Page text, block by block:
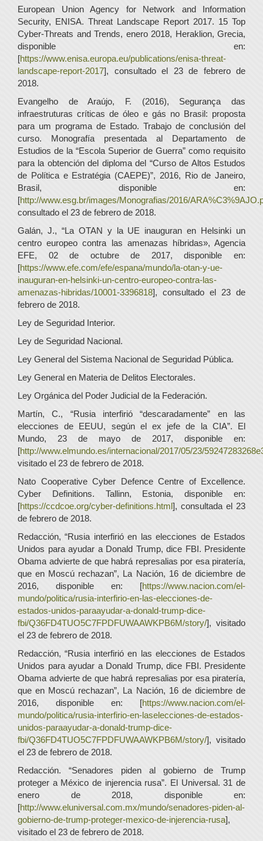
European Union Agency for Network and Information
Security, ENISA. Threat Landscape Report 2017. 15 Top
Cyber-Threats and Trends, enero 2018, Heraklion, Grecia,
disponible en:
[https://www.enisa.europa.eu/publications/enisa-threat-
landscape-report-2017], consultado el 23 de febrero de
2018.
Evangelho de Araújo, F. (2016), Segurança das
infraestruturas críticas de óleo e gás no Brasil: proposta
para um programa de Estado. Trabajo de conclusión del
curso. Monografía presentada al Departamento de
Estudios de la “Escola Superior de Guerra” como requisito
para la obtención del diploma del “Curso de Altos Estudos
de Política e Estratégia (CAEPE)”, 2016, Rio de Janeiro,
Brasil, disponible en:
[http://www.esg.br/images/Monografias/2016/
consultado el 23 de febrero de 2018.
Galán, J., “La OTAN y la UE inauguran en Helsinki un
centro europeo contra las amenazas híbridas», Agencia
EFE, 02 de octubre de 2017, disponible en:
[https://www.efe.com/efe/espana/mundo/la-otan-y-ue-
inauguran-en-helsinki-un-centro-europeo-contra-las-
amenazas-hibridas/10001-3396818], consultado el 23 de
febrero de 2018.
Ley de Seguridad Interior.
Ley de Seguridad Nacional.
Ley General del Sistema Nacional de Seguridad Pública.
Ley General en Materia de Delitos Electorales.
Ley Orgánica del Poder Judicial de la Federación.
Martín, C., “Rusia interfirió “descaradamente” en las
elecciones de EEUU, según el ex jefe de la CIA”. El
Mundo, 23 de mayo de 2017, disponible en:
[http://www.elmundo.es/internacional/2017/05/23/
visitado el 23 de febrero de 2018.
Nato Cooperative Cyber Defence Centre of Excellence.
Cyber Definitions. Tallinn, Estonia, disponible en:
[https://ccdcoe.org/cyber-definitions.html ], consultada el 23
de febrero de 2018.
Redacción, “Rusia interfirió en las elecciones de Estados
Unidos para ayudar a Donald Trump, dice FBI. Presidente
Obama advierte de que habrá represalias por esa piratería,
que en Moscú rechazan”, La Nación, 16 de diciembre de
2016, disponible en: [https://www.nacion.com/el-
mundo/politica/rusia-interfirio-en-las-elecciones-de-
estados-unidos-paraayudar-a-donald-trump-dice-
fbi/Q36FD4TUO5C7FPDFUWAAWKPB6M/story/], visitado
el 23 de febrero de 2018.
Redacción, “Rusia interfirió en las elecciones de Estados
Unidos para ayudar a Donald Trump, dice FBI. Presidente
Obama advierte de que habrá represalias por esa piratería,
que en Moscú rechazan”, La Nación, 16 de diciembre de
2016, disponible en: [https://www.nacion.com/el-
mundo/politica/rusia-interfirio-en-laselecciones-de-estados-
unidos-paraayudar-a-donald-trump-dice-
fbi/Q36FD4TUO5C7FPDFUWAAWKPB6M/story/], visitado
el 23 de febrero de 2018.
Redacción. “Senadores piden al gobierno de Trump
proteger a México de injerencia rusa”. El Universal. 31 de
enero de 2018, disponible en:
[http://www.eluniversal.com.mx/mundo/senadores-piden-al-
gobierno-de-trump-proteger-mexico-de-injerencia-rusa],
visitado el 23 de febrero de 2018.